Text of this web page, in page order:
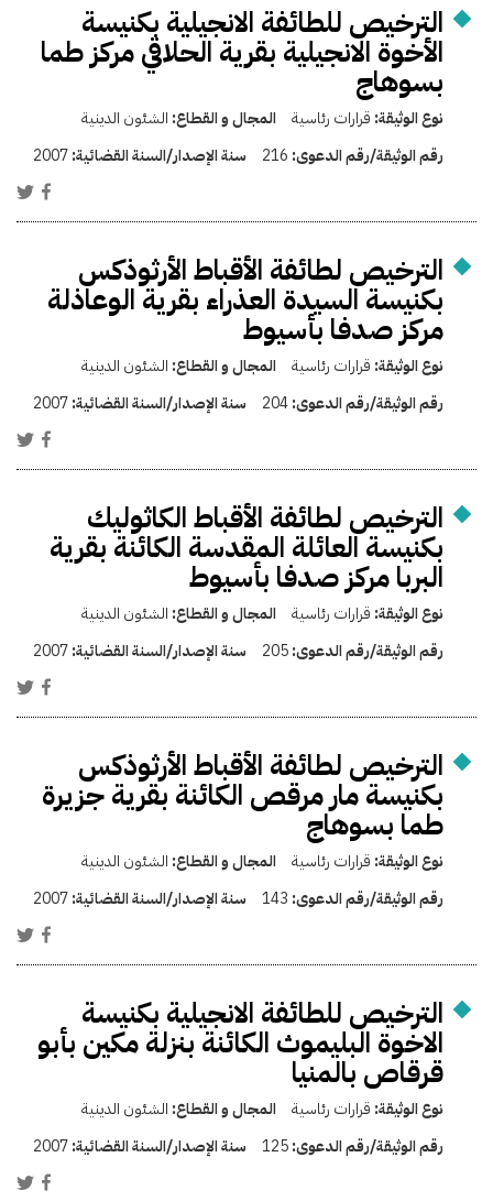
الترخيص للطائفة الانجيلية بكنيسة
الأخوة الانجيلية بقرية الحلاقي مركز طما
بسوهاج
نوع الوثيقة: قرارات رئاسية المجال و القطاع: الشئون الدينية
رقم الوثيقة/رقم الدعوى: 216 سنة الإصدار/السنة القضائية:2007
الترخيص لطائفة الأقباط الأرثوذكس
بكنيسة السيدة العذراء بقرية الوعاذلة
مركز صدفا بأسيوط
نوع الوثيقة: قرارات رئاسية المجال و القطاع: الشئون الدينية
رقم الوثيقة/رقم الدعوى:204 سنة الإصدار/السنة القضائية:2007
الترخيص لطائفة الأقباط الكاثوليك
بكنيسة العائلة المقدسة الكائنة بقرية
البربا مركز صدفا بأسيوط
نوع الوثيقة: قرارات رئاسية المجال و القطاع: الشئون الدينية
رقم الوثيقة/رقم الدعوى:205 سنة الإصدار/السنة القضائية:2007
الترخيص لطائفة الأقباط الأرثوذكس
بكنيسة مار مرقص الكائنة بقرية جزيرة
طما بسوهاج
نوع الوثيقة: قرارات رئاسية المجال و القطاع: الشئون الدينية
رقم الوثيقة/رقم الدعوى: 143 سنة الإصدار/السنة القضائية:2007
الترخيص للطائفة الانجيلية بكنيسة
الاخوة البليموث الكائنة بنزلة مكين بأبو
قرقاص بالمنيا
نوع الوثيقة: قرارات رئاسية المجال و القطاع: الشئون الدينية
رقم الوثيقة/رقم الدعوى:125 سنة الإصدار/السنة القضائية:2007